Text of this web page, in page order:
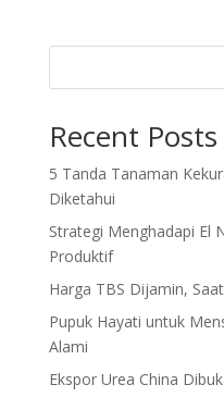
Recent Posts
5 Tanda Tanaman
Diketahui
Strategi Menghadapi El
Produktif
Harga TBS Dijamin,
Pupuk Hayati untuk
Alami
Ekspor Urea China